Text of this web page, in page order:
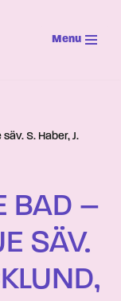
Menu
S. Haber, J.
BAD –
SÄV.